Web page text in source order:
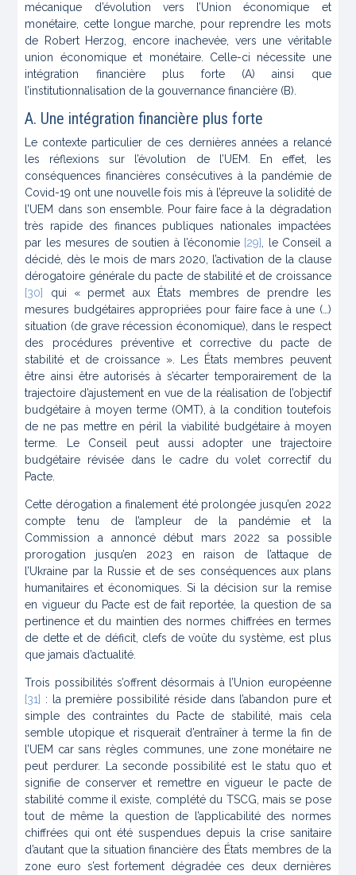
mécanique d’évolution vers l’Union économique et
monétaire, cette longue marche, pour reprendre les mots
de Robert Herzog, encore inachevée, vers une véritable
union économique et monétaire. Celle-ci nécessite une
intégration financière plus forte (A) ainsi que
l’institutionnalisation de la gouvernance financière (B).
A. Une intégration financière plus forte
Le contexte particulier de ces dernières années a relancé
les réflexions sur l’évolution de l’UEM. En effet, les
conséquences financières consécutives à la pandémie de
Covid-19 ont une nouvelle fois mis à l’épreuve la solidité de
l’UEM dans son ensemble. Pour faire face à la dégradation
très rapide des finances publiques nationales impactées
par les mesures de soutien à l’économie [29]
, le Conseil a
décidé, dès le mois de mars 2020, l’activation de la clause
dérogatoire générale du pacte de stabilité et de croissance
[30]
qui « permet aux États membres de prendre les
mesures budgétaires appropriées pour faire face à une (…)
situation (de grave récession économique), dans le respect
des procédures préventive et corrective du pacte de
stabilité et de croissance ». Les États membres peuvent
être ainsi être autorisés à s’écarter temporairement de la
trajectoire d’ajustement en vue de la réalisation de l’objectif
budgétaire à moyen terme (OMT), à la condition toutefois
de ne pas mettre en péril la viabilité budgétaire à moyen
terme. Le Conseil peut aussi adopter une trajectoire
budgétaire révisée dans le cadre du volet correctif du
Pacte.
Cette dérogation a finalement été prolongée jusqu’en 2022
compte tenu de l’ampleur de la pandémie et la
Commission a annoncé début mars 2022 sa possible
prorogation jusqu’en 2023 en raison de l’attaque de
l’Ukraine par la Russie et de ses conséquences aux plans
humanitaires et économiques. Si la décision sur la remise
en vigueur du Pacte est de fait reportée, la question de sa
pertinence et du maintien des normes chiffrées en termes
de dette et de déficit, clefs de voûte du système, est plus
que jamais d’actualité.
Trois possibilités s’offrent désormais à l’Union européenne
[31] : la première possibilité réside dans l’abandon pure et
simple des contraintes du Pacte de stabilité, mais cela
semble utopique et risquerait d’entraîner à terme la fin de
l’UEM car sans règles communes, une zone monétaire ne
peut perdurer. La seconde possibilité est lestatu quo et
signifie de conserver et remettre en vigueur le pacte de
stabilité comme il existe, complété du TSCG, mais se pose
tout de même la question de l’applicabilité des normes
chiffrées qui ont été suspendues depuis la crise sanitaire
d’autant que la situation financière des États membres de la
zone euro s’est fortement dégradée ces deux dernières